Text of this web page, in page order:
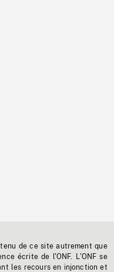
de ce site autrement que
écrite de l'ONF. L'ONF se
les recours en injonction et